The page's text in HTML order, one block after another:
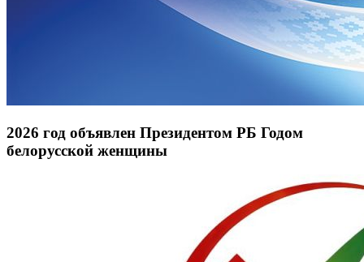
2026 год объявлен Президентом РБ Годом
белорусской женщины